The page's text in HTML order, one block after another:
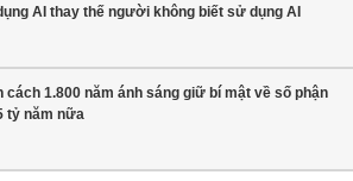
AI thay thế người không biết sử dụng AI
cách 1.800 năm ánh sáng giữ bí mật về số phận
tỷ năm nữa